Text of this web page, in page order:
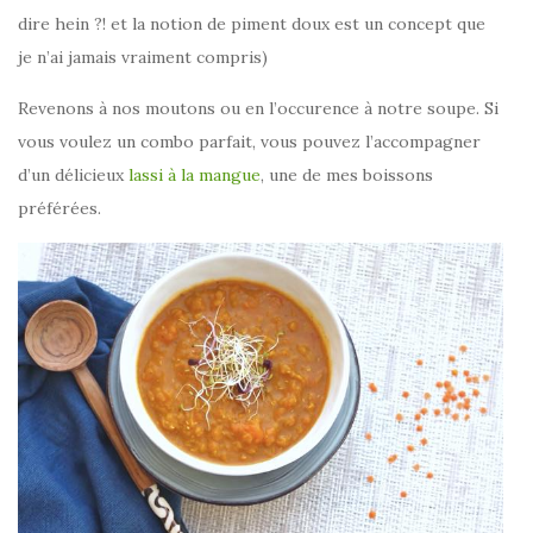
dire hein ?! et la notion de piment doux est un concept que
je n’ai jamais vraiment compris)
Revenons à nos moutons ou en l’occurence à notre soupe. Si
vous voulez un combo parfait, vous pouvez l’accompagner
d’un délicieux lassi à la mangue, une de mes boissons
préférées.